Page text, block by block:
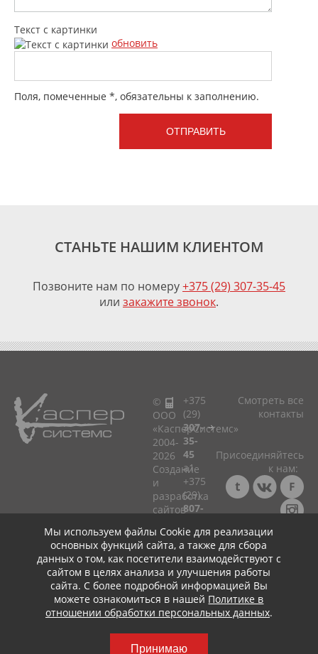
Мы используем файлы Cookie для реализации
основных функций сайта, а также для сбора
данных о том, как посетители взаимодействуют с
сайтом в целях анализа и улучшения работы
сайта. С более подробной информацией Вы
можете ознакомиться в нашей Политике в
отношении обработки персональных данных.
Принимаю
Текст с картинки
обновить
Поля, помеченные *, обязательны к заполнению.
СТАНЬТЕ НАШИМ КЛИЕНТОМ
Позвоните нам по номеру+375 (29) 307-35-45
или закажите звонок.
+375
(29)
307-
35-
45
a1
+375
(29)
807-
75
мтс
+375
(25)
799-
75-
45
Смотреть все
контакты
Присоединяйтесь
к нам:
Консультация ☎
+375 (29) 307-35-45
+
+
©
ООО
«КасперСистемс»
2004-
2026
Cоздание
и
разработка
сайтов
Минске!
Политика
в
отношении
обработки
персональных
данных